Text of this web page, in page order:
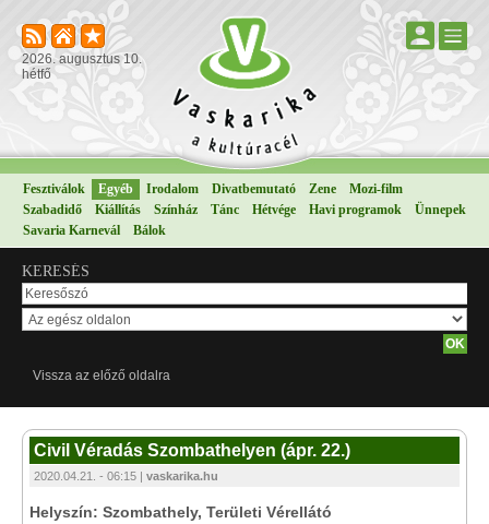
2026. augusztus 10.
hétfő
Fesztiválok Egyéb Irodalom Divatbemutató Zene
Mozi-film
Szabadidő
Kiállítás Színház Tánc Hétvége Havi programok
Ünnepek
Savaria Karnevál
Bálok
KERESÉS
Vissza az előző oldalra
Civil Véradás Szombathelyen (ápr. 22.)
2020.04.21. - 06:15 | vaskarika.hu
Helyszín: Szombathely, Területi Vérellátó